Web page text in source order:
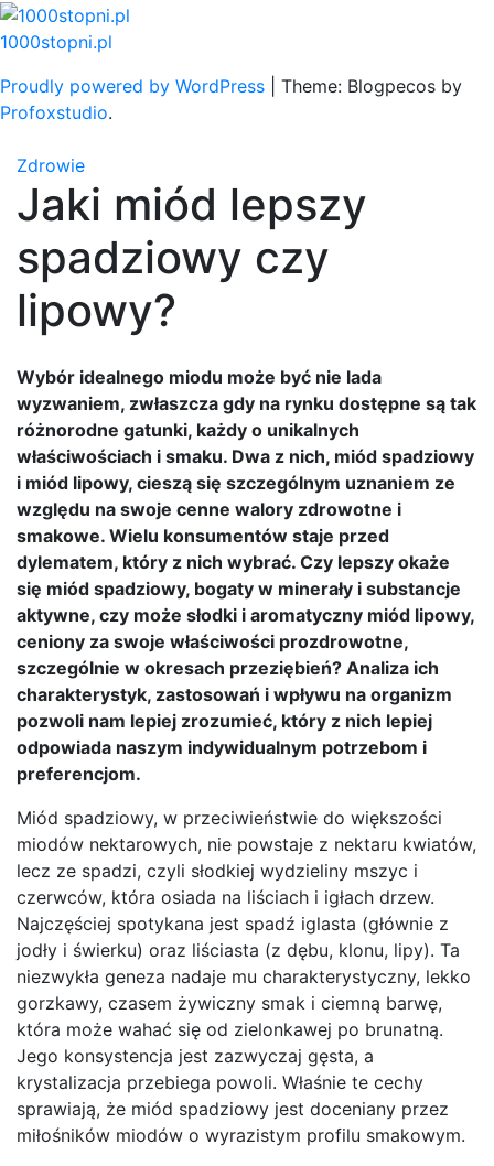
Skip
to
1000stopni.pl
Proudly powered by WordPress
Theme: Blogpecos by
Profoxstudio.
Zdrowie
Jaki miód lepszy
spadziowy czy
lipowy?
Wybór idealnego miodu może być nie lada
wyzwaniem, zwłaszcza gdy na rynku dostępne są tak
różnorodne gatunki, każdy o unikalnych
właściwościach i smaku. Dwa z nich, miód spadziowy
i miód lipowy, cieszą się szczególnym uznaniem ze
względu na swoje cenne walory zdrowotne i
smakowe. Wielu konsumentów staje przed
dylematem, który z nich wybrać. Czy lepszy okaże
się miód spadziowy, bogaty w minerały i substancje
aktywne, czy może słodki i aromatyczny miód lipowy,
ceniony za swoje właściwości prozdrowotne,
szczególnie w okresach przeziębień? Analiza ich
charakterystyk, zastosowań i wpływu na organizm
pozwoli nam lepiej zrozumieć, który z nich lepiej
odpowiada naszym indywidualnym potrzebom i
preferencjom.
Miód spadziowy, w przeciwieństwie do większości
miodów nektarowych, nie powstaje z nektaru kwiatów,
lecz ze spadzi, czyli słodkiej wydzieliny mszyc i
czerwców, która osiada na liściach i igłach drzew.
Najczęściej spotykana jest spadź iglasta (głównie z
jodły i świerku) oraz liściasta (z dębu, klonu, lipy). Ta
niezwykła geneza nadaje mu charakterystyczny, lekko
gorzkawy, czasem żywiczny smak i ciemną barwę,
która może wahać się od zielonkawej po brunatną.
Jego konsystencja jest zazwyczaj gęsta, a
krystalizacja przebiega powoli. Właśnie te cechy
sprawiają, że miód spadziowy jest doceniany przez
miłośników miodów o wyrazistym profilu smakowym.